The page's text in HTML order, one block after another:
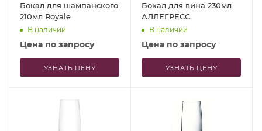
Бокал для шампанского
210мл Royale
В наличии
Цена по запросу
УЗНАТЬ ЦЕНУ
Бокал для вина 230мл
АЛЛЕГРЕСС
В наличии
Цена по запросу
УЗНАТЬ ЦЕНУ